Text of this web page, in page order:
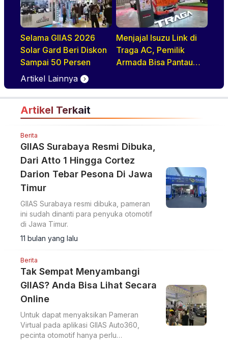
Selama GIIAS 2026
Solar Gard Beri Diskon
Sampai 50 Persen
Menjajal Isuzu Link di
Traga AC, Pemilik
Armada Bisa Pantau
Realtime
Artikel Lainnya
Artikel Terkait
Berita
GIIAS Surabaya Resmi Dibuka,
Dari Atto 1 Hingga Cortez
Darion Tebar Pesona Di Jawa
Timur
GIIAS Surabaya resmi dibuka, pameran
ini sudah dinanti para penyuka otomotif
di Jawa Timur.
11 bulan yang lalu
Berita
Tak Sempat Menyambangi
GIIAS? Anda Bisa Lihat Secara
Online
Untuk dapat menyaksikan Pameran
Virtual pada aplikasi GIIAS Auto360,
pecinta otomotif hanya perlu